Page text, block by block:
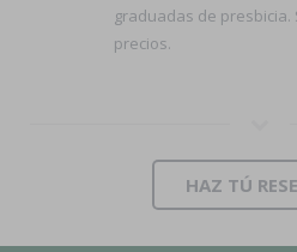
graduadas de
precios.
HAZ TÚ